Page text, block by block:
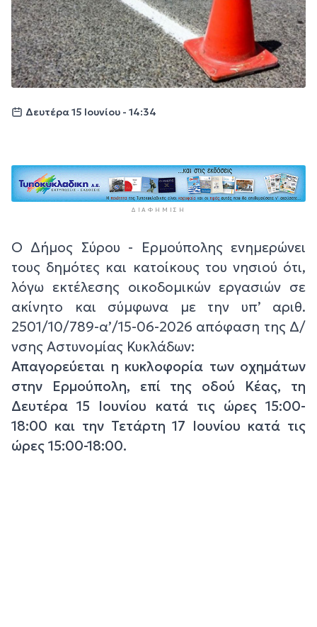
Δευτέρα 15 Ιουνίου - 14:34
ΔΙΑΦΉΜΙΣΗ
Ο Δήμος Σύρου - Ερμούπολης ενημερώνει
τους δημότες και κατοίκους του νησιού ότι,
λόγω εκτέλεσης οικοδομικών εργασιών σε
ακίνητο και σύμφωνα με την υπ’ αριθ.
2501/10/789-α’/15-06-2026 απόφαση της Δ/
νσης Αστυνομίας Κυκλάδων:
Απαγορεύεται η κυκλοφορία των οχημάτων
στην Ερμούπολη, επί της οδού Κέας, τη
Δευτέρα 15 Ιουνίου κατά τις ώρες 15:00-
18:00 και την Τετάρτη 17 Ιουνίου κατά τις
ώρες 15:00-18:00.